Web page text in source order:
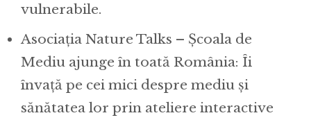
vulnerabile.
Asociația Nature Talks – Școala de
Mediu ajunge în toată România: Îi
învață pe cei mici despre mediu și
sănătatea lor prin ateliere interactive